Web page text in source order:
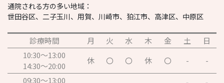
通院される方の多い地域：
世田谷区、二子玉川、用賀、川崎市、狛江市、高津区、中原区
診療時間 月 火 水 木 金 土
日
10:30～13:00
14:30～20:00
休 〇 〇 休 〇 -
-
09:30～13:00